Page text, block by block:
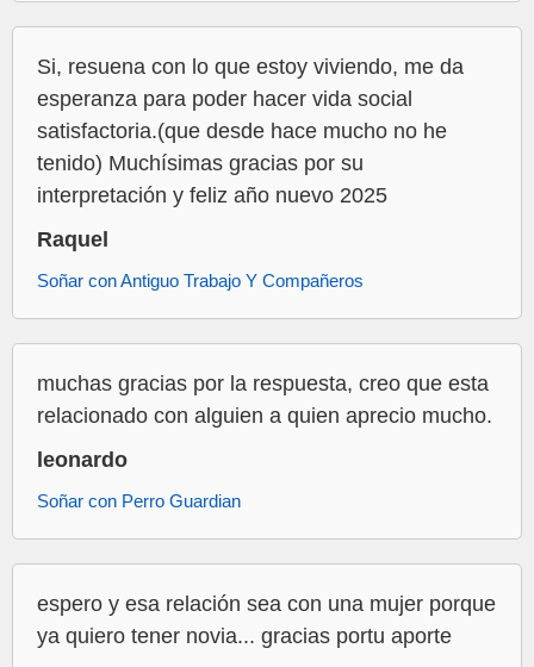
Si, resuena con lo que estoy viviendo, me da
esperanza para poder hacer vida social
satisfactoria.(que desde hace mucho no he
tenido) Muchísimas gracias por su
interpretación y feliz año nuevo 2025
Raquel
Soñar con Antiguo Trabajo Y Compañeros
muchas gracias por la respuesta, creo que esta
relacionado con alguien a quien aprecio mucho.
leonardo
Soñar con Perro Guardian
espero y esa relación sea con una mujer porque
ya quiero tener novia... gracias portu aporte